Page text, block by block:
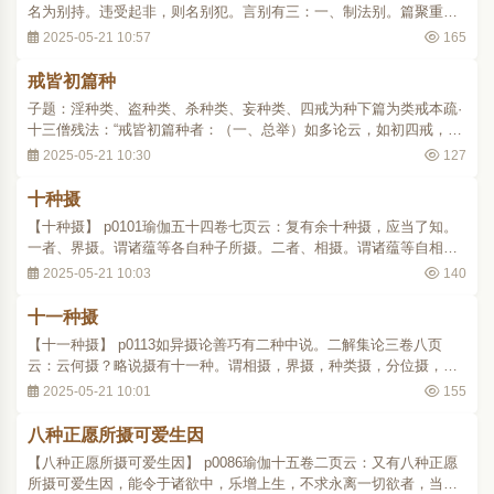
名为别持。违受起非，则名别犯。言别有三：一、制法别。篇聚重
轻，种类异故。二、对境别。情与非情，三趣男女，道俗不同故。
唯止犯；别犯兼两犯。”（事钞记卷二·二七..
2025-05-21 10:57 165
戒皆初篇种
子题：淫种类、盗种类、杀种类、妄种类、四戒为种下篇为类戒本疏·
十三僧残法：“戒皆初篇种者：（一、总举）如多论云，如初四戒，各
有种类。（二、别配）（一、淫种）何以知然？如十三中，初有五
坐、强坐、露坐、教尼已下有十戒；悔过法中..
2025-05-21 10:30 127
十种摄
【十种摄】 p0101瑜伽五十四卷七页云：复有余十种摄，应当了知。
一者、界摄。谓诸蕴等各自种子所摄。二者、相摄。谓诸蕴等自相共
相所摄。三、种类摄。谓诸蕴等遍自种类所摄。四、分位摄。谓诸蕴
伴，摄一切蕴等。六者、时摄。谓诸蕴等，过去..
2025-05-21 10:03 140
十一种摄
【十一种摄】 p0113如异摄论善巧有二种中说。二解集论三卷八页
云：云何摄？略说摄有十一种。谓相摄，界摄，种类摄，分位摄，伴
摄，方摄，时摄，一分摄，具分摄，更互摄，胜义摄。何等相摄？谓
识，能摄彼界。何等种类摄？谓蕴界处，其相虽异..
2025-05-21 10:01 155
八种正愿所摄可爱生因
【八种正愿所摄可爱生因】 p0086瑜伽十五卷二页云：又有八种正愿
所摄可爱生因，能令于诸欲中，乐增上生，不求永离一切欲者，当生